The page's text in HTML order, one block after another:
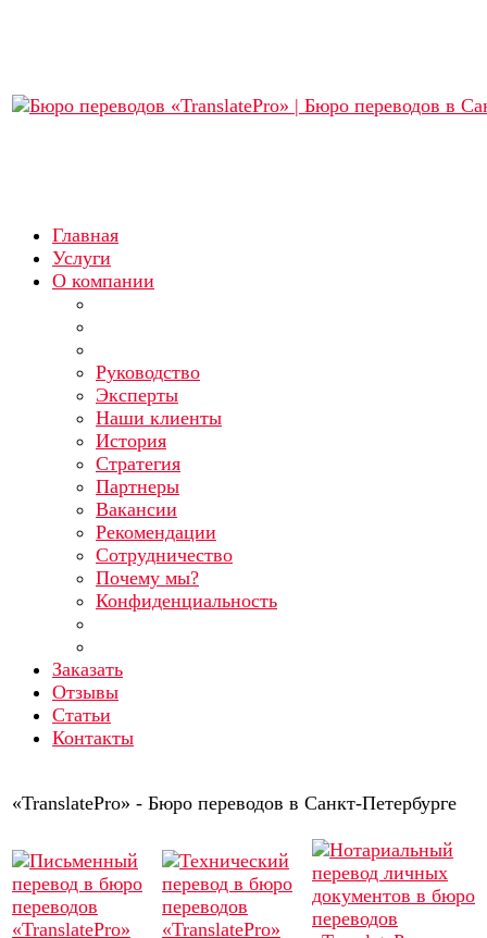
Главная
Услуги
О компании
Руководство
Эксперты
Наши клиенты
История
Стратегия
Партнеры
Вакансии
Рекомендации
Сотрудничество
Почему мы?
Конфиденциальность
Заказать
Отзывы
Статьи
Контакты
«TranslatePro» - Бюро переводов в Санкт-Петербурге